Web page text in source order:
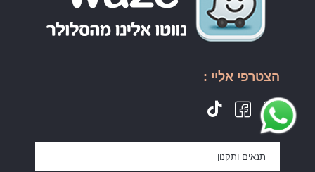
הצטרפי אליי :
תנאים ותקנון